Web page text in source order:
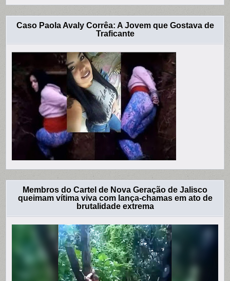
Caso Paola Avaly Corrêa: A Jovem que Gostava de
Traficante
Membros do Cartel de Nova Geração de Jalisco
queimam vítima viva com lança-chamas em ato de
brutalidade extrema